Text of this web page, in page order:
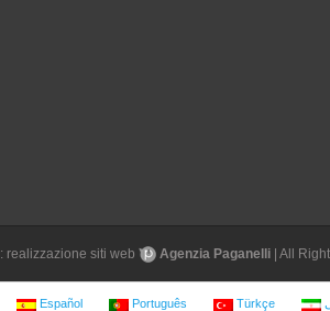
realizzazione siti web Agenzia Paganelli| All
Español Português Türkçe